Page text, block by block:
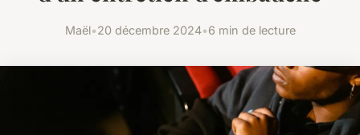
Maël•20 décembre 2024•6 min de lecture